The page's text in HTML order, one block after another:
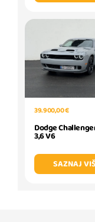
39.900,00 €
Dodge
3,6 V6
SAZNAJ